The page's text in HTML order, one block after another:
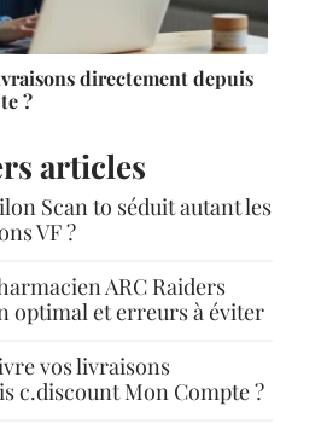
directement depuis
?
articles
Scan to séduit autant les
VF ?
ARC Raiders
optimal et erreurs à éviter
vos livraisons
c.discount Mon Compte ?